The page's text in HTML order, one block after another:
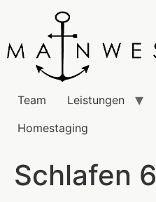
Team Leistungen
Homestaging
Schlafen 6